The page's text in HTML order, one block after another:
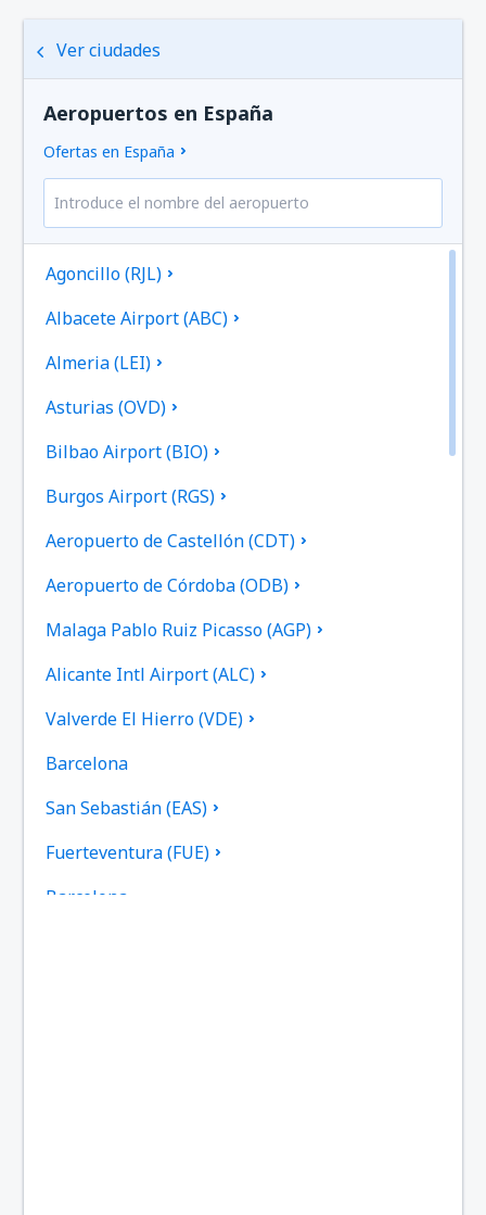
Ver ciudades
Aeropuertos en España
Ofertas en España
Agoncillo (RJL)
Albacete Airport (ABC)
Almeria (LEI)
Asturias (OVD)
Bilbao Airport (BIO)
Burgos Airport (RGS)
Aeropuerto de Castellón (CDT)
Aeropuerto de Córdoba (ODB)
Malaga Pablo Ruiz Picasso (AGP)
Alicante Intl Airport (ALC)
Valverde El Hierro (VDE)
Barcelona
San Sebastián (EAS)
Fuerteventura (FUE)
Barcelona